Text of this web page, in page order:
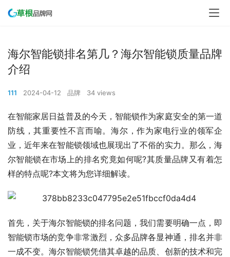
海尔智能锁排名第几？海尔智能锁质量品牌
介绍
111 2024-04-12 品牌 34 views
在智能家居日益普及的今天，智能锁作为家庭安全的第一道
防线，其重要性不言而喻。海尔，作为家电行业的领军企
业，近年来在智能锁领域也展现出了不俗的实力。那么，海
尔智能锁在市场上的排名究竟如何呢?其质量品牌又有着怎
样的特点呢?本文将为您详细解读。
首先，关于海尔智能锁的排名问题，我们需要明确一点，即
智能锁市场的竞争非常激烈，众多品牌各显神通，排名并非
一成不变。海尔智能锁凭借其卓越的品质、创新的技术和完